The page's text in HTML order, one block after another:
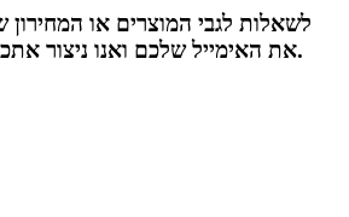
לשאלות לגבי המוצרים או המחירון
את האימייל שלכם ואנו ניצור אתכם קשר תוך 24 שעות.